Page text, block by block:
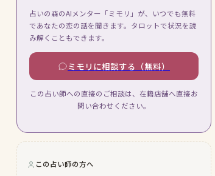
占いの森のAIメンター「ミモリ」が、いつでも無料
であなたの恋の話を聞きます。タロットで状況を読
み解くこともできます。
ミモリに相談する（無料）
この占い師への直接のご相談は、在籍店舗へ直接お
問い合わせください。
この占い師の方へ